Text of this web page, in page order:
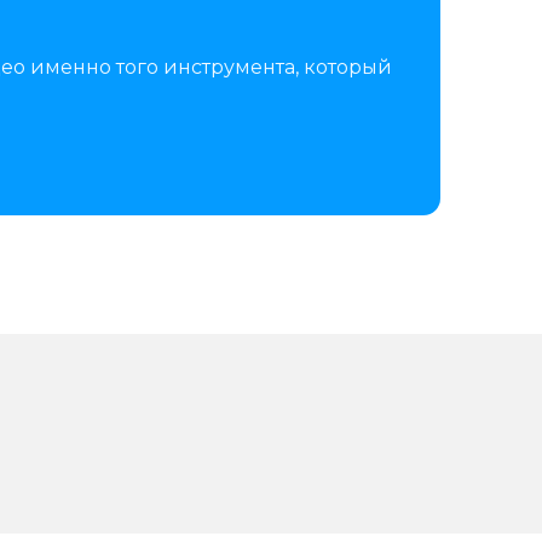
именно того инструмента, который